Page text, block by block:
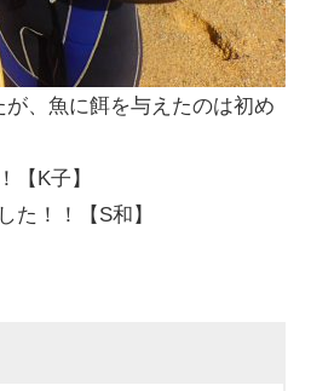
、魚に餌を与えたのは初め
【K子】
た！！【S和】